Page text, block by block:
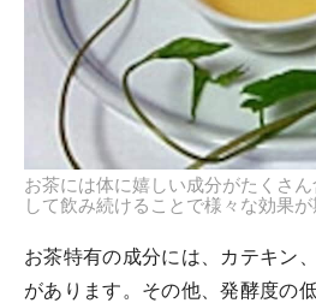
お茶には体に嬉しい成分がたくさ
して飲み続けることで様々な効果
お茶特有の成分には、カテキン
があります。その他、発酵度の